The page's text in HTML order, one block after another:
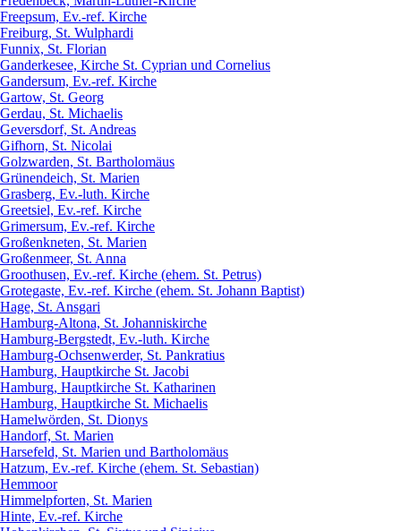
Freepsum, Ev.-ref. Kirche
Freiburg, St. Wulphardi
Funnix, St. Florian
Ganderkesee, Kirche St. Cyprian und Cornelius
Gandersum, Ev.-ref. Kirche
Gartow, St. Georg
Gerdau, St. Michaelis
Geversdorf, St. Andreas
Gifhorn, St. Nicolai
Golzwarden, St. Bartholomäus
Grünendeich, St. Marien
Grasberg, Ev.-luth. Kirche
Greetsiel, Ev.-ref. Kirche
Grimersum, Ev.-ref. Kirche
Großenkneten, St. Marien
Großenmeer, St. Anna
Groothusen, Ev.-ref. Kirche (ehem. St. Petrus)
Grotegaste, Ev.-ref. Kirche (ehem. St. Johann Baptist)
Hage, St. Ansgari
Hamburg-Altona, St. Johanniskirche
Hamburg-Bergstedt, Ev.-luth. Kirche
Hamburg-Ochsenwerder, St. Pankratius
Hamburg, Hauptkirche St. Jacobi
Hamburg, Hauptkirche St. Katharinen
Hamburg, Hauptkirche St. Michaelis
Hamelwörden, St. Dionys
Handorf, St. Marien
Harsefeld, St. Marien und Bartholomäus
Hatzum, Ev.-ref. Kirche (ehem. St. Sebastian)
Hemmoor
Himmelpforten, St. Marien
Hinte, Ev.-ref. Kirche